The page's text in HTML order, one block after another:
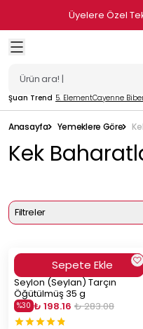
Üyelere Özel
Şuan Trend 5. ElementCayenne
Anasayfa Yemeklere Göre
Kek
Filtreler
Sepete Ekle
Seylon (Seylan) Tarçın
Öğütülmüş 35 g
%30 ₺ 198.16 ₺ 283.08